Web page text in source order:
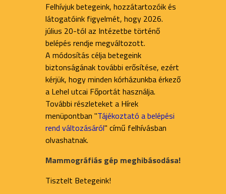
Felhívjuk betegeink, hozzátartozóik és
látogatóink figyelmét, hogy 2026.
július 20-tól az Intézetbe történő
belépés rendje megváltozott.
A módosítás célja betegeink
biztonságának további erősítése, ezért
kérjük, hogy minden kórházunkba érkező
a Lehel utcai Főportát használja.
További részleteket a Hírek
menüpontban "Tájékoztató a belépési
rend változásáról" című felhívásban
olvashatnak.
Mammográfiás gép meghibásodása!
Tisztelt Betegeink!